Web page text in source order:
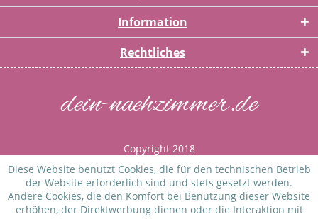
Information
Rechtliches
dein-naehzimmer.de
Copyright 2018
* Alle Preise inkl. gesetzl. Mehrwertsteuer zzgl.
Versandkosten
und ggf. Nachnahmegebühren, wenn nicht anders beschrieben
WIDERRUF ERKLÄREN
Diese Website benutzt Cookies, die für den technischen Betrieb
der Website erforderlich sind und stets gesetzt werden.
Andere Cookies, die den Komfort bei Benutzung dieser Website
erhöhen, der Direktwerbung dienen oder die Interaktion mit